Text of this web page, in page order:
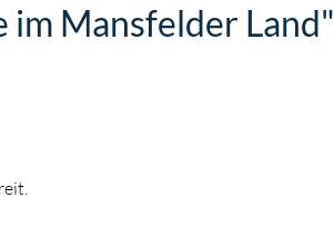
im Mansfelder Land"